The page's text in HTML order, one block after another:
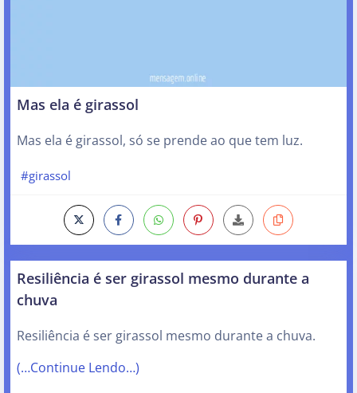
Mas ela é girassol
Mas ela é girassol, só se prende ao que tem luz.
#girassol
Resiliência é ser girassol mesmo durante a
chuva
Resiliência é ser girassol mesmo durante a chuva.
(…Continue Lendo…)